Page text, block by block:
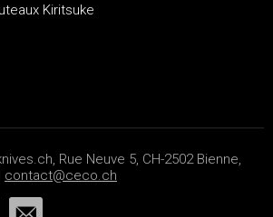
Kiritsuke
Rue Neuve 5, CH-2502 Bienne,
contact@ceco.ch